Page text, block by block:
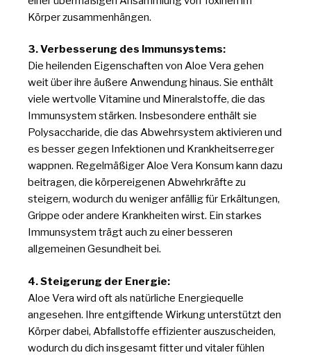
Körper zusammenhängen.
3. Verbesserung des Immunsystems:
Die heilenden Eigenschaften von Aloe Vera gehen
weit über ihre äußere Anwendung hinaus. Sie enthält
viele wertvolle Vitamine und Mineralstoffe, die das
Immunsystem stärken. Insbesondere enthält sie
Polysaccharide, die das Abwehrsystem aktivieren und
es besser gegen Infektionen und Krankheitserreger
wappnen. Regelmäßiger Aloe Vera Konsum kann dazu
beitragen, die körpereigenen Abwehrkräfte zu
steigern, wodurch du weniger anfällig für Erkältungen,
Grippe oder andere Krankheiten wirst. Ein starkes
Immunsystem trägt auch zu einer besseren
allgemeinen Gesundheit bei.
4. Steigerung der Energie:
Aloe Vera wird oft als natürliche Energiequelle
angesehen. Ihre entgiftende Wirkung unterstützt den
Körper dabei, Abfallstoffe effizienter auszuscheiden,
wodurch du dich insgesamt fitter und vitaler fühlen